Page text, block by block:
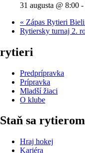
31 augusta @ 8:00 -
« Zápas Rytieri
Rytiersky turnaj 2.
rytieri
Predprípravka
Prípravka
Mladší žiaci
O klube
Staň sa rytierom
Hraj hokej
Kariéra